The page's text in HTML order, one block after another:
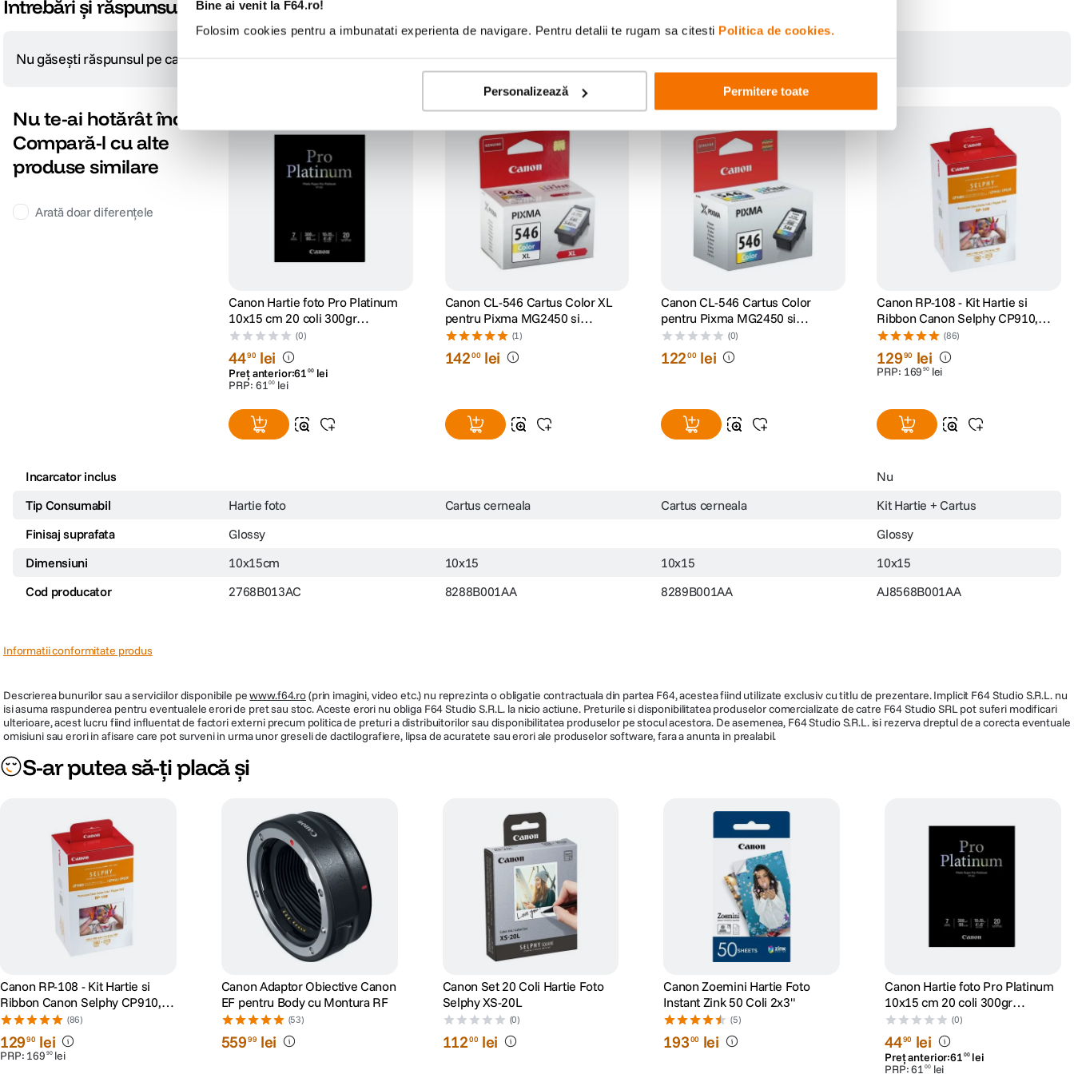
Bine ai venit la F64.ro!
Folosim cookies pentru a imbunatati experienta de navigare. Pentru detalii te rugam sa citesti Politica de cookies.
Personalizează Permitere toate
Întrebări și răspunsuri
Nu găsești răspunsul pe care îl cauți? Pune o întrebare
Nu te-ai hotărât încă?
Compară-l cu alte
produse similare
Arată doar diferențele
Canon Hartie foto Pro Platinum
10x15 cm 20 coli 300gr
(CANPT101S)
(0)
4490 lei
Preț anterior:61 00 lei
PRP: 6100 lei
Canon CL-546 Cartus Color XL
pentru Pixma MG2450 si
MG2550
(1)
14200 lei
Canon CL-546 Cartus Color
pentru Pixma MG2450 si
MG2550
(0)
12200 lei
Canon RP-108 - Kit Hartie si
Ribbon Canon Selphy CP910,
CP1200, CP1300, CP1500
(86)
12990 lei
PRP: 169 90 lei
Incarcator inclus
Nu
Tip Consumabil
Hartie foto Cartus cerneala Cartus cerneala
Kit Hartie + Cartus
Finisaj suprafata
Glossy
Glossy
Dimensiuni
10x15cm 10x15 10x15
10x15
Cod producator
2768B013AC 8288B001AA 8289B001AA AJ8568B001AA
Informatii conformitate produs
Descrierea bunurilor sau a serviciilor disponibile pewww.f64.ro(prin imagini, video etc.) nu reprezinta o obligatie contractuala din partea F64, acestea fiind utilizate exclusiv cu titlu de prezentare. Implicit F64 Studio S.R.L. nu
isi asuma raspunderea pentru eventualele erori de pret sau stoc. Aceste erori nu obliga F64 Studio S.R.L. la nicio actiune. Preturile si disponibilitatea produselor comercializate de catre F64 Studio SRL pot suferi modificari
ulterioare, acest lucru fiind influentat de factori externi precum politica de preturi a distribuitorilor sau disponibilitatea produselor pe stocul acestora. De asemenea, F64 Studio S.R.L. isi rezerva dreptul de a corecta eventuale
omisiuni sau erori in afisare care pot surveni in urma unor greseli de dactilografiere, lipsa de acuratete sau erori ale produselor software, fara a anunta in prealabil.
S-ar putea să-ți placă și
Canon RP-108 - Kit Hartie si
Ribbon Canon Selphy CP910,
CP1200, CP1300, CP1500
(86)
12990 lei
PRP: 169 90 lei
Canon Adaptor Obiective Canon
EF pentru Body cu Montura RF
(53)
55999 lei
Canon Set 20 Coli Hartie Foto
Selphy XS-20L
(0)
11200 lei
Canon Zoemini Hartie Foto
Instant Zink 50 Coli 2x3"
(5)
19300 lei
Canon Hartie foto Pro Platinum
10x15 cm 20 coli 300gr
(CANPT101S)
(0)
4490 lei
Preț anterior:61 00 lei
PRP:61 00 lei